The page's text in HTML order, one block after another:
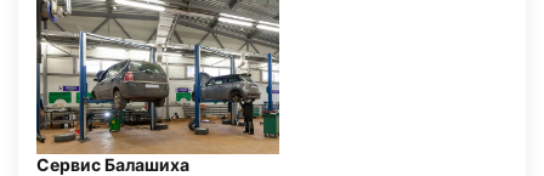
Сервис Балашиха